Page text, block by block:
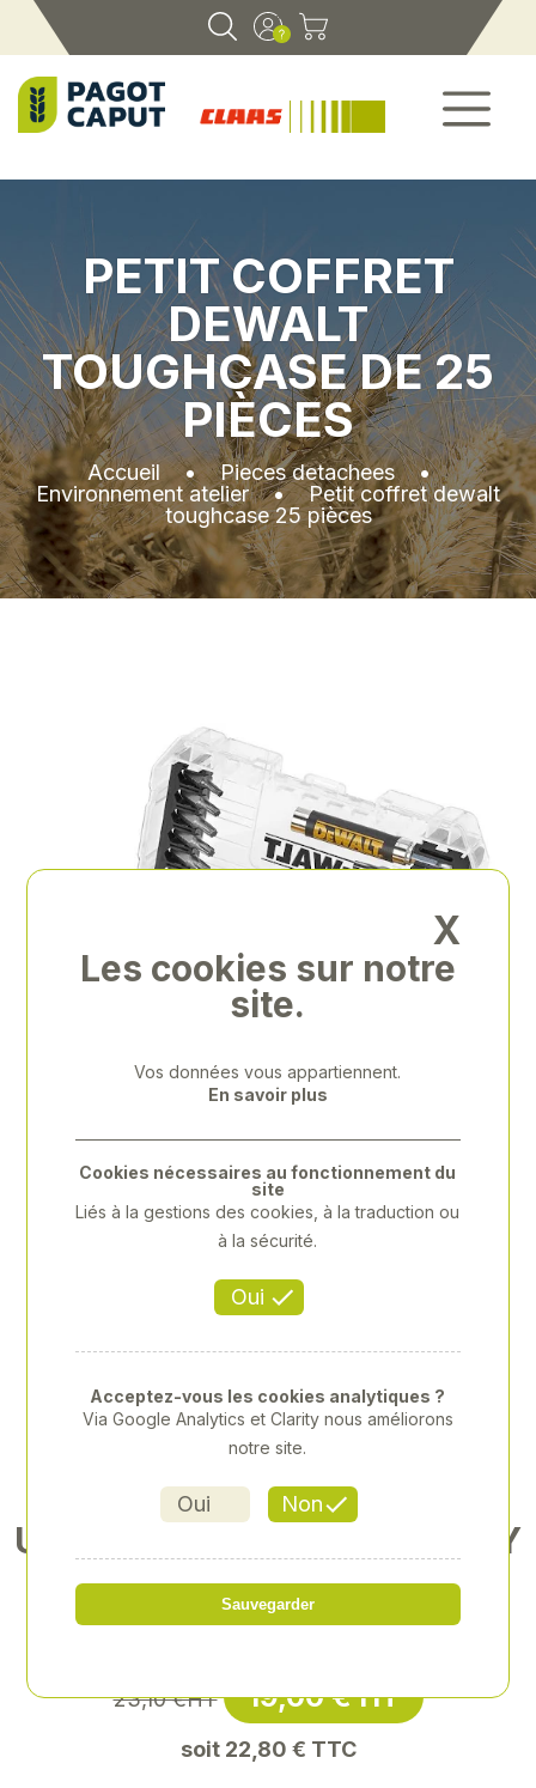
PETIT COFFRET
DEWALT
TOUGHCASE DE 25
PIÈCES
Accueil •Pieces detachees •
Environnement atelier•Petit coffret dewalt
toughcase 25 pièces
UN COFFRET QUI ALLIE POLY
VALENCE ET ROBUSTESSE
23,10 €HT 19,00 € HT
soit 22,80 € TTC
X
Les cookies sur notre
site.
Vos données vous appartiennent.
En savoir plus
Oui
Cookies nécessaires au fonctionnement du
site
Liés à la gestions des cookies, à la traduction ou
à la sécurité.
Oui Non
Acceptez-vous les cookies analytiques ?
Via Google Analytics et Clarity nous améliorons
notre site.
Sauvegarder